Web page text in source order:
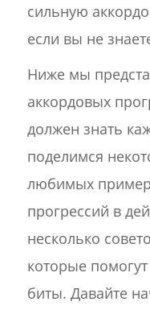
сильную
если вы не
Ниже мы
аккордовых
должен знать
поделимся
любимых
прогрессий в
несколько
которые
биты. Давайте